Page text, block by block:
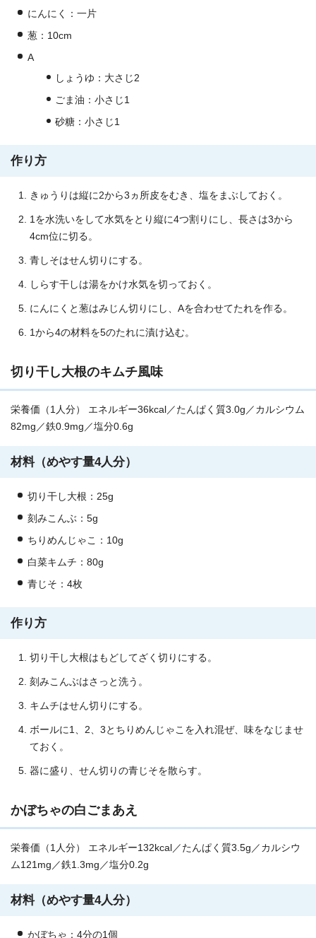
にんにく：一片
葱：10cm
A
しょうゆ：大さじ2
ごま油：小さじ1
砂糖：小さじ1
作り方
きゅうりは縦に2から3ヵ所皮をむき、塩をまぶしておく。
1を水洗いをして水気をとり縦に4つ割りにし、長さは3から
4cm位に切る。
青しそはせん切りにする。
しらす干しは湯をかけ水気を切っておく。
にんにくと葱はみじん切りにし、Aを合わせてたれを作る。
1から4の材料を5のたれに漬け込む。
切り干し大根のキムチ風味
栄養価（1人分） エネルギー36kcal／たんぱく質3.0g／カルシウム
82mg／鉄0.9mg／塩分0.6g
材料（めやす量4人分）
切り干し大根：25g
刻みこんぶ：5g
ちりめんじゃこ：10g
白菜キムチ：80g
青じそ：4枚
作り方
切り干し大根はもどしてざく切りにする。
刻みこんぶはさっと洗う。
キムチはせん切りにする。
ボールに1、2、3とちりめんじゃこを入れ混ぜ、味をなじませ
ておく。
器に盛り、せん切りの青じそを散らす。
かぼちゃの白ごまあえ
栄養価（1人分） エネルギー132kcal／たんぱく質3.5g／カルシウ
ム121mg／鉄1.3mg／塩分0.2g
材料（めやす量4人分）
かぼちゃ：4分の1個